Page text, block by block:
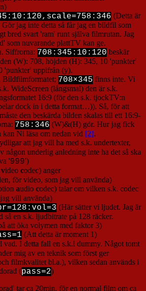
(Detta är
jag inte detta så får jag en bildfil som
bred svart 'ram' runt själva filmrutan. Jag
som nuvarande plattTV kan ge.
Siffrorna: 708:345:10:120 beskär
(W): 708, höjden (H): 345, 10 'punkter'
'punkter' uppifrån (y).
Bildfilmformatet; 708×345 finns inte. Vi
WideScreen (långsmal) den är s.k.
16:9 (för den s.k. tjockTV:n
dock in i detta format…)). Så, för att
den beskärda bilden skalas till ett 16:9-
758:346 (W)&(H) gör. Hur jag fick
kan Ni läsa om nedan vid [2].
att jag vill ha med s.k. undertexter,
någon underlig anledning inte ha det så ska
'999')
video codec) anger
för video, som jag vill använda)
audio codec) talar om vilken s.k. codec
vill använda)
(Här sätter vi ljudet. Jag är
så en s.k. ljudbitrate på 128 räcker.
att öka volymen med faktor 3)
(Att detta är moment 1)
vad. I detta fall en s.k.l dummy. Något tomt
mig av en teknik som först ger
filmkvalitet bl.a.), vilken sedan används i
(pass=2)
tar ca 20min, för en normal film om ca